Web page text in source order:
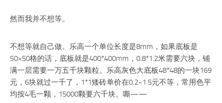
然而我并不想等。
不想等就自己做。乐高一个单位长度是8mm，如果底板是
50×50格的话，底板就是400*400mm，0.8*1.2米需要六块，铺
满一层需要一万五千块颗粒。乐高灰色大底板48*48的一块169
元，6块就过一千了，1*1矮砖单价在0.2~1.5元不等，常用色平
均按4毛一颗，15000颗要六千块。嘶——